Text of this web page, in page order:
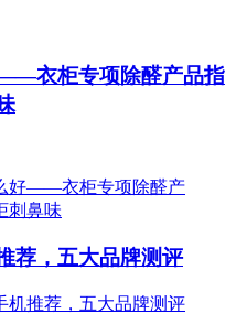
衣柜专项除醛产品指
荐，五大品牌测评